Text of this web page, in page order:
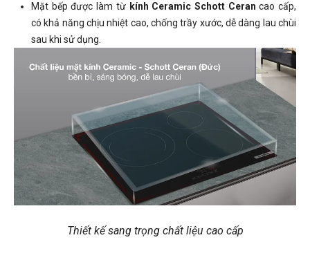
Mặt bếp được làm từ kính Ceramic Schott Ceran cao cấp,
có khả năng chịu nhiệt cao, chống trầy xước, dễ dàng lau chùi
sau khi sử dụng.
Thiết kế sang trọng chất liệu cao cấp